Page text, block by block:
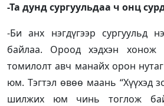
-Та дунд сургуульдаа ч онц
-Би анх нэгдүгээр сургуульд
байлаа. Ороод хэдхэн хонож
томилолт авч манайх орон
юм. Тэгтэл өвөө маань “Хүүхэд
шилжих юм чинь тоглож